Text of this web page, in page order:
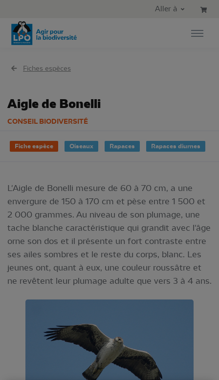
Aller au menu principal
Aller à
Fiches espèces
Aigle de Bonelli
CONSEIL BIODIVERSITÉ
Fiche espèce Oiseaux Rapaces Rapaces diurnes
L'Aigle de Bonelli mesure de 60 à 70 cm, a une
envergure de 150 à 170 cm et pèse entre 1 500 et
2 000 grammes. Au niveau de son plumage, une
tache blanche caractéristique qui grandit avec l'âge
orne son dos et il présente un fort contraste entre
ses ailes sombres et le reste du corps, blanc. Les
jeunes ont, quant à eux, une couleur roussâtre et
ne revêtent leur plumage adulte que vers 3 à 4 ans.